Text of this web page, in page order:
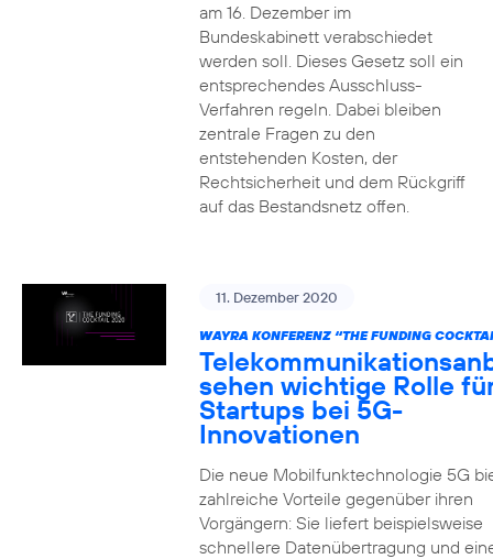
am 16. Dezember im
Bundeskabinett verabschiedet
werden soll. Dieses Gesetz soll ein
entsprechendes Ausschluss-
Verfahren regeln. Dabei bleiben
zentrale Fragen zu den
entstehenden Kosten, der
Rechtsicherheit und dem Rückgriff
auf das Bestandsnetz offen.
11. Dezember 2020
WAYRA KONFERENZ “THE FUNDING
sehen wichtige Rolle
Startups bei 5G-
Innovationen
Die neue Mobilfunktechnologie 5G
zahlreiche Vorteile gegenüber ihren
Vorgängern: Sie liefert beispielsweise
schnellere Datenübertragung und